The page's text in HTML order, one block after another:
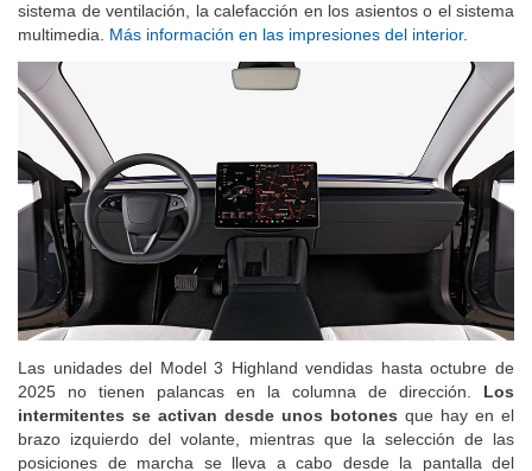
para que los ocupantes de estas plazas pudieran controlar el
sistema de ventilación, la calefacción en los asientos o el sistema
Las unidades del Model 3 Highland vendidas hasta octubre de
2025 no tienen palancas en la columna de dirección.Los
intermitentes se activan desde unos botonesque hay en el
brazo izquierdo del volante, mientras que la selección de las